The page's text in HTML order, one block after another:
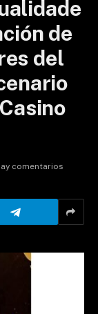
de
del
comentarios